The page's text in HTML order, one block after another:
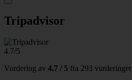
Tripadvisor
4.7/5
Vurdering av 4.7 / 5 fra 293 vurderinger